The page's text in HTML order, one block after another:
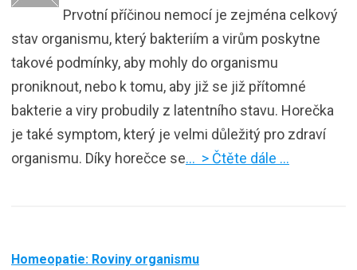
Prvotní příčinou nemocí je zejména celkový
stav organismu, který bakteriím a virům poskytne
takové podmínky, aby mohly do organismu
proniknout, nebo k tomu, aby již se již přítomné
bakterie a viry probudily z latentního stavu. Horečka
je také symptom, který je velmi důležitý pro zdraví
organismu. Díky horečce se… > Čtěte dále …
Homeopatie: Roviny organismu